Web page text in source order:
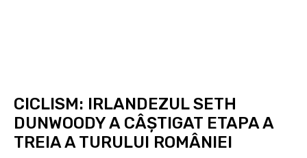
CICLISM: IRLANDEZUL SETH
DUNWOODY A CÂȘTIGAT ETAPA A
TREIA A TURULUI ROMÂNIEI